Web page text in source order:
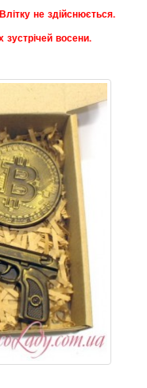
не здійснюється.
восени.